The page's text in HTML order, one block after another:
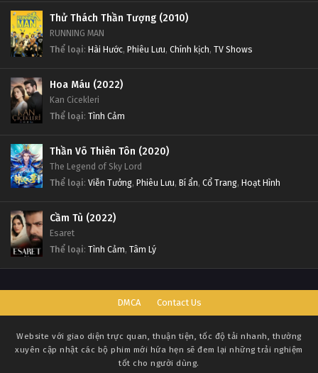
Thử Thách Thần Tượng (2010)
RUNNING MAN
Thể loại: Hài Hước, Phiêu Lưu, Chính kịch, TV Shows
Hoa Máu (2022)
Kan Cicekleri
Thể loại: Tình Cảm
Thần Võ Thiên Tôn (2020)
The Legend of Sky Lord
Thể loại: Viễn Tưởng, Phiêu Lưu, Bí ẩn, Cổ Trang, Hoạt Hình
Cầm Tù (2022)
Esaret
Thể loại: Tình Cảm, Tâm Lý
DMCA Contact Us
Website với giao diện trực quan, thuận tiện, tốc độ tải nhanh, thường
xuyên cập nhật các bộ phim mới hứa hẹn sẽ đem lại những trải nghiệm
tốt cho người dùng.